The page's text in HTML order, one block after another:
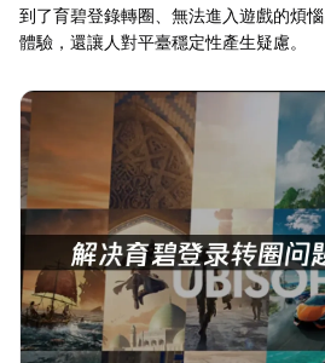
到了育碧登錄轉圈、無法進入遊戲的煩
體驗，還讓人對平臺穩定性產生疑慮。